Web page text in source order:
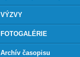
VÝZVY
FOTOGALÉRIE
Archív časopisu